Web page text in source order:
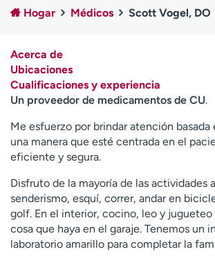
Atención a medios de
comunicación
Contáctenos Noticias e
A
y
ú
a
m
e
a
e
Hogar Médicos Scott Vogel, DO
Acerca de
Ubicaciones
Cualificaciones y experiencia
Un proveedor de medicamentos de CU.
Me esfuerzo por brindar atención
una manera que esté centrada en el
eficiente y segura.
Disfruto de la mayoría de las actividades
senderismo, esquí, correr, andar en
golf. En el interior, cocino, leo y
cosa que haya en el garaje. Tenemos un
laboratorio amarillo para completar la